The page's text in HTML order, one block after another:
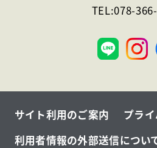
TEL:078-
神
戸
サイト利用のご案内
プラ
利用者情報の外部送信につい